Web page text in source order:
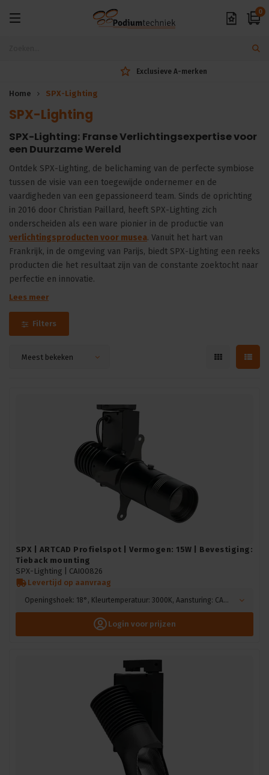
0
Exclusieve A-merken
Home SPX-Lighting
SPX-Lighting
SPX-Lighting: Franse Verlichtingsexpertise voor
een Duurzame Wereld
Ontdek SPX-Lighting, de belichaming van de perfecte symbiose
tussen de visie van een toegewijde ondernemer en de
vaardigheden van een gepassioneerd team. Sinds de oprichting
in 2016 door Christian Paillard, heeft SPX-Lighting zich
onderscheiden als een ware pionier in de productie van
verlichtingsproducten voor musea. Vanuit het hart van
Frankrijk, in de omgeving van Parijs, biedt SPX-Lighting een reeks
producten die het resultaat zijn van de constante zoektocht naar
perfectie en innovatie.
Lees meer
Filters
Meest bekeken
SPX | ARTCAD Profielspot | Vermogen: 15W | Bevestiging:
Tieback mounting
SPX-Lighting | CAI00826
Levertijd op aanvraag
Openingshoek: 18°, Kleurtemperatuur: 3000K, Aansturing: CASAMBI, Kleur: Zwart
Login voor prijzen